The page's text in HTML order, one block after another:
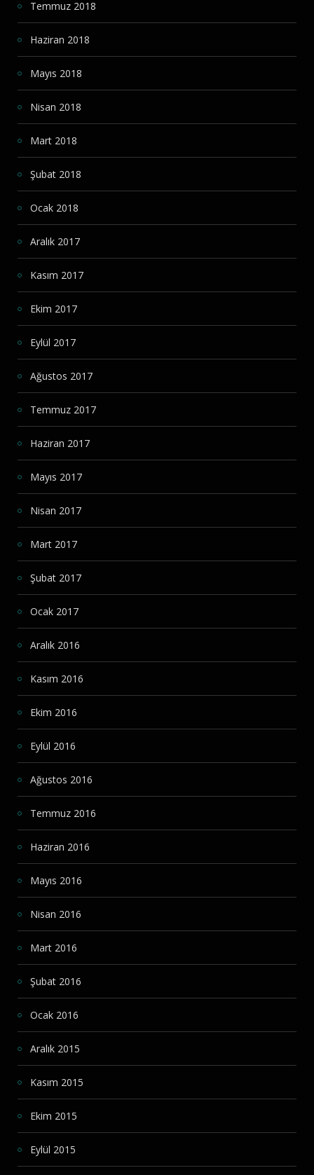
Temmuz 2018
Haziran 2018
Mayıs 2018
Nisan 2018
Mart 2018
Şubat 2018
Ocak 2018
Aralık 2017
Kasım 2017
Ekim 2017
Eylül 2017
Ağustos 2017
Temmuz 2017
Haziran 2017
Mayıs 2017
Nisan 2017
Mart 2017
Şubat 2017
Ocak 2017
Aralık 2016
Kasım 2016
Ekim 2016
Eylül 2016
Ağustos 2016
Temmuz 2016
Haziran 2016
Mayıs 2016
Nisan 2016
Mart 2016
Şubat 2016
Ocak 2016
Aralık 2015
Kasım 2015
Ekim 2015
Eylül 2015